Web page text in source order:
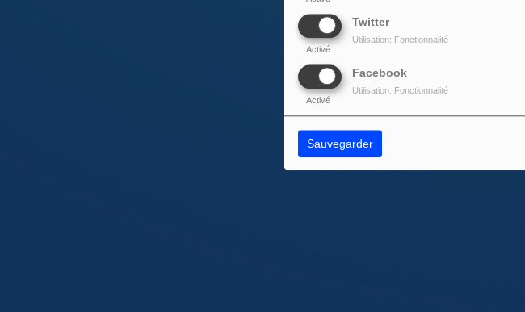
Twitter
Activé
Utilisation: Fonctionnalité
Facebook
Activé
Utilisation: Fonctionnalité
Sauvegarder